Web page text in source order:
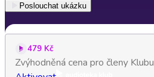
Poslouchat ukázku
479 Kč
Zvýhodněná cena pro členy Klubu